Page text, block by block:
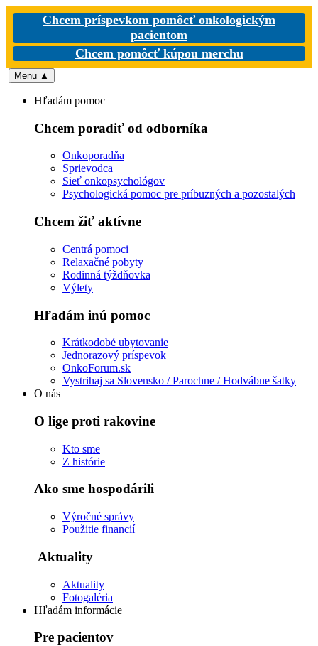
Chcem príspevkom pomôcť onkologickým
pacientom
Chcem pomôcť kúpou merchu
Menu ▲
Hľadám pomoc
Chcem poradiť od odborníka
Onkoporadňa
Sprievodca
Sieť onkopsychológov
Psychologická pomoc pre príbuzných a pozostalých
Chcem žiť aktívne
Centrá pomoci
Relaxačné pobyty
Rodinná týždňovka
Výlety
Hľadám inú pomoc
Krátkodobé ubytovanie
Jednorazový príspevok
OnkoForum.sk
Vystrihaj sa Slovensko / Parochne / Hodvábne šatky
O nás
O lige proti rakovine
Kto sme
Z histórie
Ako sme hospodárili
Výročné správy
Použitie financií
Aktuality
Aktuality
Fotogaléria
Hľadám informácie
Pre pacientov